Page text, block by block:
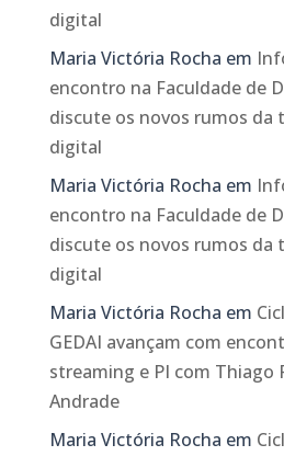
digital
Maria Victória Rocha em
encontro na Faculdade de
discute os novos rumos da
digital
Maria Victória Rocha em
encontro na Faculdade de
discute os novos rumos da
digital
Maria Victória Rocha em
GEDAI avançam com
streaming e PI com Thiago
Andrade
Maria Victória Rocha em